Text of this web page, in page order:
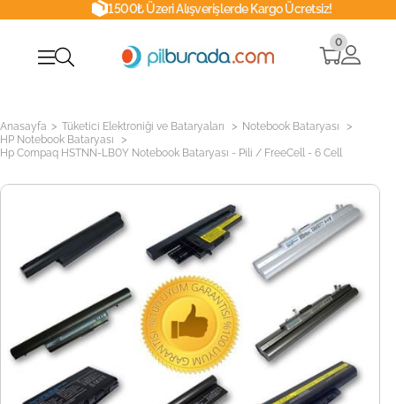
1500₺ Üzeri Alışverişlerde Kargo Ücretsiz!
0
Anasayfa > Tüketici Elektroniği ve Bataryaları > Notebook Bataryası >
HP Notebook Bataryası >
Hp Compaq HSTNN-LB0Y Notebook Bataryası - Pili / FreeCell - 6 Cell